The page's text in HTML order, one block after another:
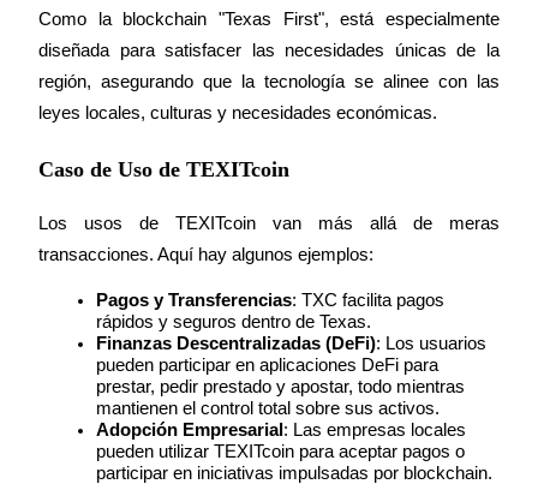
Estrategias comerciales
Aprenda cómo mantenerse rentable
Como la blockchain "Texas First", está especialmente
diseñada para satisfacer las necesidades únicas de la
región, asegurando que la tecnología se alinee con las
leyes locales, culturas y necesidades económicas.
Caso de Uso de TEXITcoin
Los usos de TEXITcoin van más allá de meras
transacciones. Aquí hay algunos ejemplos:
Pagos y Transferencias: TXC facilita pagos
rápidos y seguros dentro de Texas.
Finanzas Descentralizadas (DeFi): Los usuarios
pueden participar en aplicaciones DeFi para
prestar, pedir prestado y apostar, todo mientras
mantienen el control total sobre sus activos.
Adopción Empresarial : Las empresas locales
pueden utilizar TEXITcoin para aceptar pagos o
participar en iniciativas impulsadas por blockchain.